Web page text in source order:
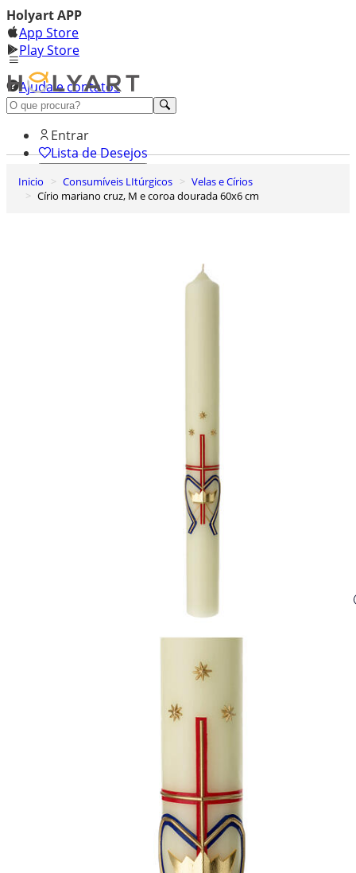
Holyart APP
App Store
Play Store
Ajuda e contatos
Conheça premium
Entrar
Lista de Desejos
0
Carrinho de Compras
Inicio Consumíveis LItúrgicos
Velas e Círios
Círio mariano cruz, M e coroa dourada 60x6 cm